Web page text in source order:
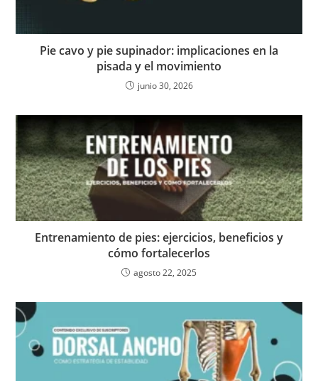
Pie cavo y pie supinador: implicaciones en la
pisada y el movimiento
junio 30, 2026
Entrenamiento de pies: ejercicios, beneficios y
cómo fortalecerlos
agosto 22, 2025